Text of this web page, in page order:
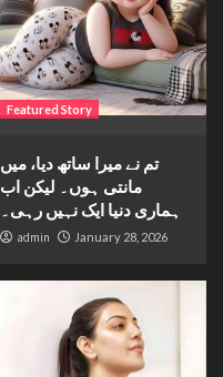
Featured Story
تم نے میرا ساتھ دیا، میں
مانتی ہوں۔ لیکن اب
ہماری دنیا ایک نہیں رہی۔
admin January 28, 2026